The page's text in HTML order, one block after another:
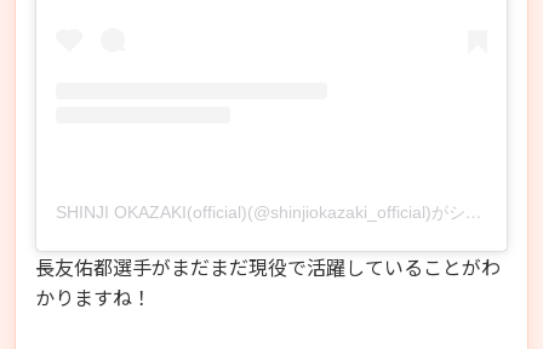
SHINJI OKAZAKI(official)(@shinjiokazaki_official)がシェアした投稿
長友佑都選手がまだまだ現役で活躍していることがわ
かりますね！